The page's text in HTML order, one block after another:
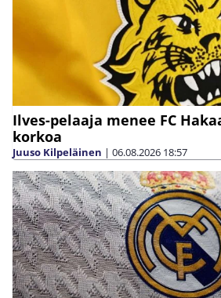
Ilves-pelaaja menee FC
korkoa
Juuso Kilpeläinen | 06.08.2026 18:57